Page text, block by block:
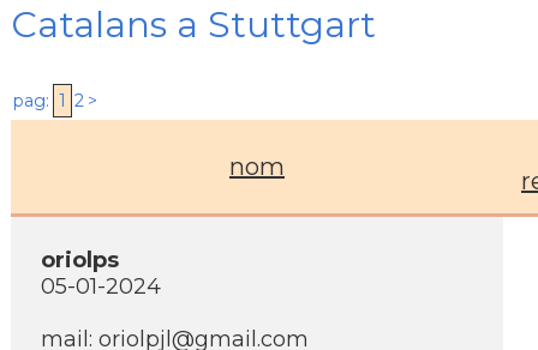
Catalans a Stuttgart
pag: 1 2 >
nom
oriolps
05-01-2024
mail: oriolpjl@gmail.com